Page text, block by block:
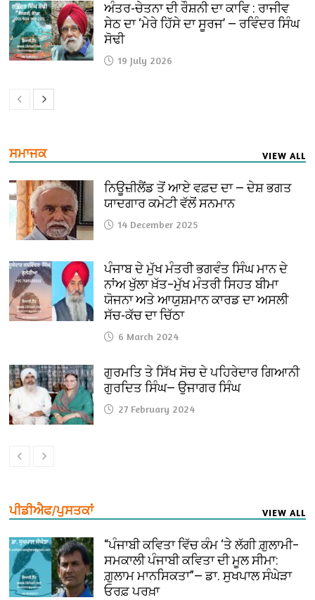
ਅੰਤਰ-ਚੇਤਨਾ ਦੀ ਰੌਸ਼ਨੀ ਦਾ ਕਾਵਿ : ਰਾਜੀਵ
ਸੇਠ ਦਾ ‘ਮੇਰੇ ਹਿੱਸੇ ਦਾ ਸੂਰਜ’ — ਰਵਿੰਦਰ ਸਿੰਘ
ਸੋਢੀ
19 July 2026
ਸਮਾਜਕ VIEW ALL
ਨਿਊਜ਼ੀਲੈਂਡ ਤੋਂ ਆਏ ਵਫ਼ਦ ਦਾ — ਦੇਸ਼ ਭਗਤ
ਯਾਦਗਾਰ ਕਮੇਟੀ ਵੱਲੋਂ ਸਨਮਾਨ
14 December 2025
ਪੰਜਾਬ ਦੇ ਮੁੱਖ ਮੰਤਰੀ ਭਗਵੰਤ ਸਿੰਘ ਮਾਨ ਦੇ
ਨਾਂਅ ਖੁੱਲਾ ਖ਼ੱਤ–ਮੁੱਖ ਮੰਤਰੀ ਸਿਹਤ ਬੀਮਾ
ਯੋਜਨਾ ਅਤੇ ਆਯੁਸ਼ਮਾਨ ਕਾਰਡ ਦਾ ਅਸਲੀ
ਸੱਚ-ਕੱਚ ਦਾ ਚਿੱਠਾ
6 March 2024
ਗੁਰਮਤਿ ਤੇ ਸਿੱਖ ਸੋਚ ਦੇ ਪਹਿਰੇਦਾਰ ਗਿਆਨੀ
ਗੁਰਦਿਤ ਸਿੰਘ— ਉਜਾਗਰ ਸਿੰਘ
27 February 2024
ਪੀਡੀਐਫ/ਪੁਸਤਕਾਂ VIEW ALL
“ਪੰਜਾਬੀ ਕਵਿਤਾ ਵਿੱਚ ਕੰਮ ‘ਤੇ ਲੱਗੀ ਗ਼ੁਲਾਮੀ–
ਸਮਕਾਲੀ ਪੰਜਾਬੀ ਕਵਿਤਾ ਦੀ ਮੂਲ ਸੀਮਾ:
ਗ਼ੁਲਾਮ ਮਾਨਸਿਕਤਾ”— ਡਾ. ਸੁਖਪਾਲ ਸੰਘੇੜਾ
ਓਰਫ਼ ਪਰਖ਼ਾ